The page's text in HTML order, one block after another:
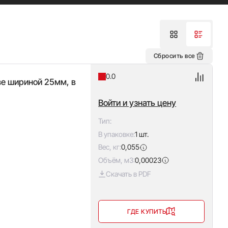
Сбросить все
шириной 25мм, в
0.0
Войти и узнать цену
Тип:
В упаковке:1 шт.
Вес, кг:0,055
Объём, м3:0,00023
Скачать в PDF
ГДЕ КУПИТЬ